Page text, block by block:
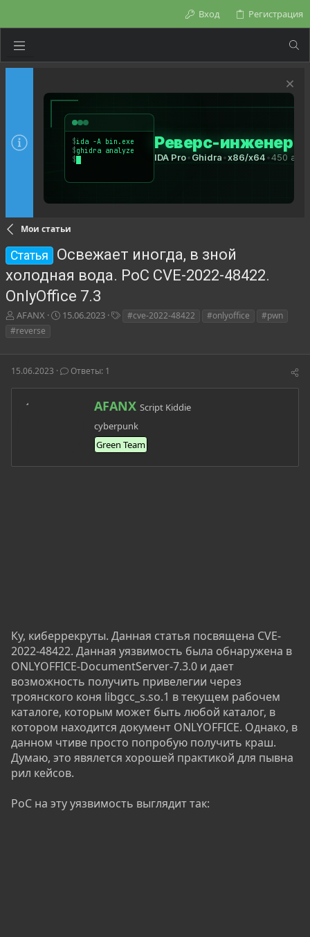
Вход Регистрация
Мои статьи
Статья
Освежает иногда, в зной
холодная вода. PoC CVE-2022-48422.
OnlyOffice 7.3
А
в
о
т
е
AFANX
Д
а
а
ч
15.06.2023
и
#cve-2022-48422 #onlyoffice
#pwn
#reverse
15.06.2023 Ответы: 1
А
т
о
р
AFANX Script Kiddie
cyberpunk
Green Team
Ку, киберрекруты. Данная статья посвящена CVE-
2022-48422. Данная уязвимость была обнаружена в
ONLYOFFICE-DocumentServer-7.3.0 и дает
возможность получить привелегии через
троянского коня libgcc_s.so.1 в текущем рабочем
каталоге, которым может быть любой каталог, в
котором находится документ ONLYOFFICE. Однако, в
данном чтиве просто попробую получить краш.
Думаю, это явялется хорошей практикой для пывна
рил кейсов.
PoC на эту уязвимость выглядит так: